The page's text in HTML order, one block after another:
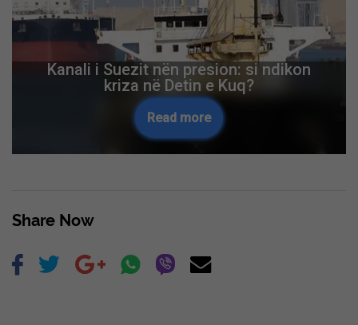
“Kosova nuk ka kohë për të humbur” –
OVL UÇK i bën thirrje Kurtit të krijojë
institucionet
Read more
Share Now